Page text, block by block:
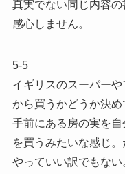
真実でない同じ内容
感心しません。
5-5
イギリスのスーパー
から買うかどうか決
手前にある房の実を
を買うみたいな感じ
やっていい訳でもな